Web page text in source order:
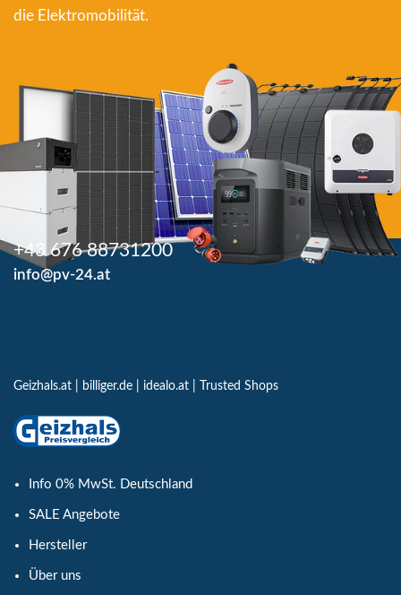
die Elektromobilität.
+43 676 88731200
info@pv-24.at
Geizhals.at billiger.de idealo.at Trusted Shops
Info 0% MwSt. Deutschland
SALE Angebote
Hersteller
Über uns